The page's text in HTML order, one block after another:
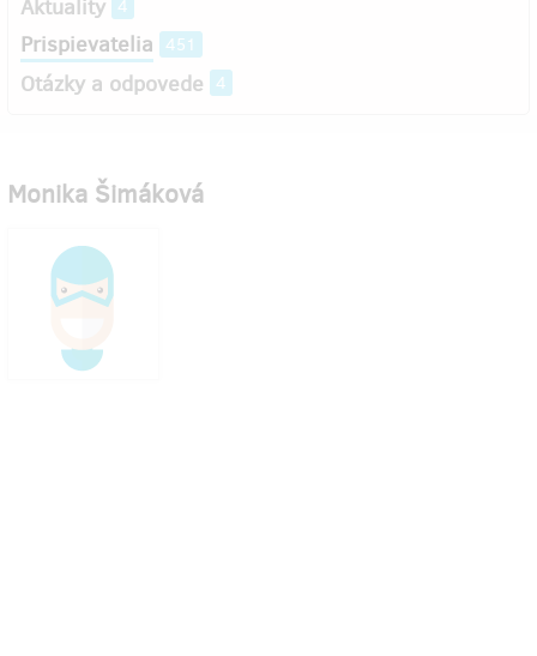
Aktuality 4
Prispievatelia 451
Otázky a odpovede 4
Monika Šimáková